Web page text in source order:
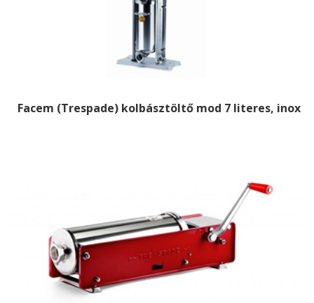
Facem (Trespade) kolbásztöltő mod 7 literes, inox